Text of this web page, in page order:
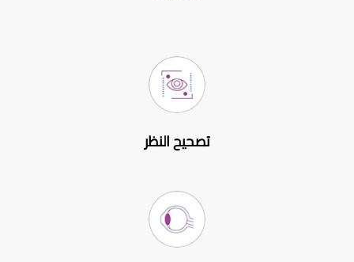
تصحيح النظر